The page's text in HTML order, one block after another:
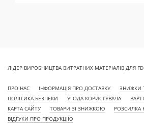
ЛІДЕР ВИРОБНИЦТВА ВИТРАТНИХ МАТЕРІАЛІВ ДЛЯ
ПРО НАС ІНФОРМАЦІЯ ПРО ДОСТАВКУ
ЗНИЖКИ
ПОЛІТИКА БЕЗПЕКИ
УГОДА КОРИСТУВАЧА
КАРТА САЙТУ
ТОВАРИ ЗІ ЗНИЖКОЮ
РОЗСИЛКА
ВІДГУКИ ПРО ПРОДУКЦІЮ